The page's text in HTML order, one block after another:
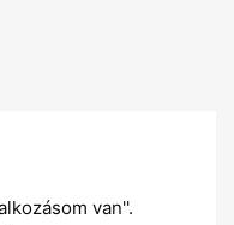
van''.